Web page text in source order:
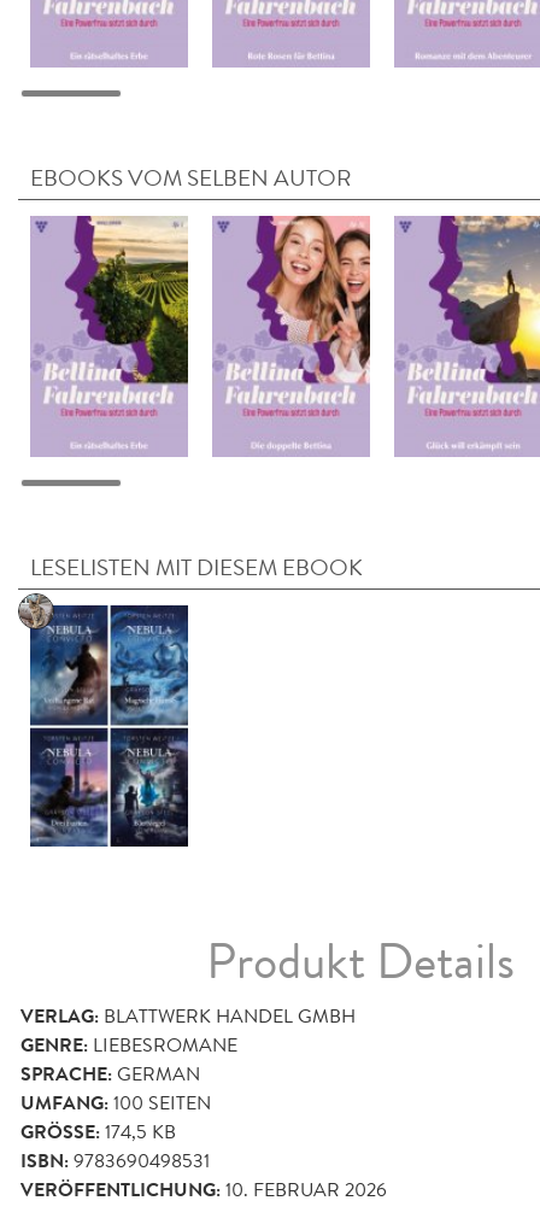
EBOOKS VOM SELBEN AUTOR
LESELISTEN MIT DIESEM EBOOK
Produkt Details
VERLAG: BLATTWERK HANDEL GMBH
GENRE: LIEBESROMANE
SPRACHE:GERMAN
UMFANG:100 SEITEN
GRÖSSE: 174,5 KB
ISBN:9783690498531
VERÖFFENTLICHUNG:10. FEBRUAR 2026